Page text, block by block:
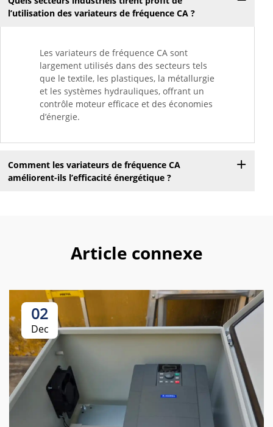
l’utilisation des variateurs de fréquence CA ?
Les variateurs de fréquence CA sont
largement utilisés dans des secteurs tels
que le textile, les plastiques, la métallurgie
et les systèmes hydrauliques, offrant un
contrôle moteur efficace et des économies
d’énergie.
Comment les variateurs de fréquence CA
améliorent-ils l’efficacité énergétique ?
Article connexe
02
Dec